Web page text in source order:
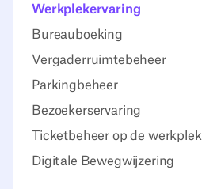
Werkplekervaring
Bureauboeking
Vergaderruimtebeheer
Parkingbeheer
Bezoekerservaring
Ticketbeheer op de werkplek
Digitale Bewegwijzering